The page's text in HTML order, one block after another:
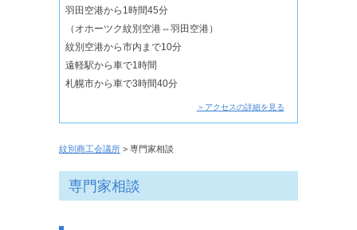
羽田空港から1時間45分
（オホーツク紋別空港⇔羽田空港）
紋別空港から市内まで10分
遠軽駅から車で1時間
札幌市から車で3時間40分
＞アクセスの詳細を見る
紋別商工会議所 > 専門家相談
専門家相談